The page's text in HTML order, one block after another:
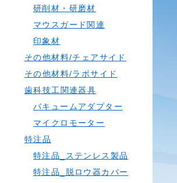
研削材・研磨材
マウスガード関連
印象材
その他材料/チェアサイド
その他材料/ラボサイド
歯科技工関連器具
バキュームアダプター
マイクロモーター
特注品
特注品_ステンレス製品
特注品_脱ロウ器カバー